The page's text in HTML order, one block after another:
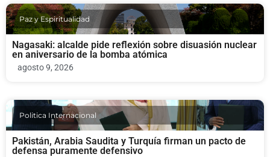
Paz y Espiritualidad
Nagasaki: alcalde pide reflexión sobre disuasión nuclear
en aniversario de la bomba atómica
agosto 9, 2026
Politica Internacional
Pakistán, Arabia Saudita y Turquía firman un pacto de
defensa puramente defensivo